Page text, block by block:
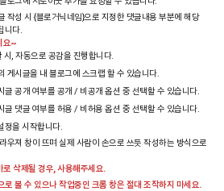
작성 시 {블로거닉네임}으로 지정한 댓글내용 부분에 해당
니다.
요~
, 자동으로 공감을 진행합니다.
게시글을 내 블로그에 스크랩 할 수 있습니다.
글 공개 여부를 공개 / 비공개 옵션 중 선택할 수 있습니다.
글 댓글 여부를 허용 / 비허용 옵션 중 선택할 수 있습니다.
정을 시작합니다.
우져 창이 뜨며 실제 사람이 손으로 쓰듯 작성하는 방식으로
삭제될 경우, 사용해주세요.
볼 수 있으나 작업중인 크롬 창은 절대 조작하지 마세요.